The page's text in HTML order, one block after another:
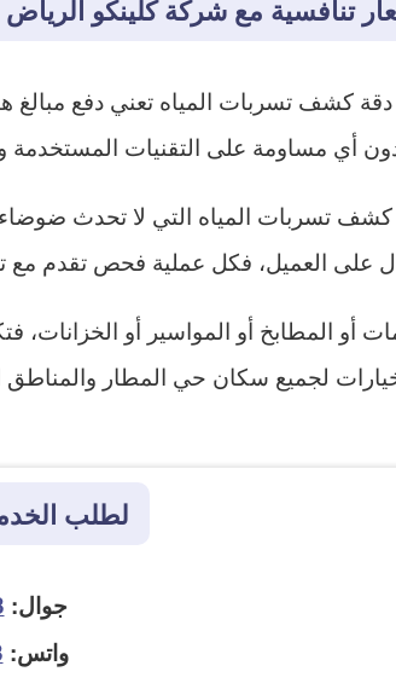
تنافسية مع شركة كلينكو الرياض
كشف تسربات المياه تعني دفع مبالغ
أي مساومة على التقنيات المستخدمة
تسربات المياه التي لا تحدث
على العميل، فكل عملية فحص تقدم مع
المطابخ أو المواسير أو الخزانات،
لجميع سكان حي المطار والمناطق
لطلب
جوال:
واتس: